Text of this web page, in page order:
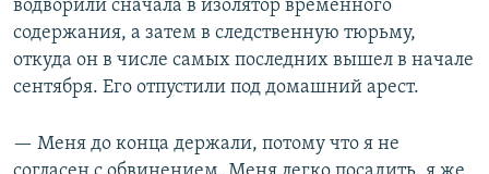
водворили сначала в изолятор временного
содержания, а затем в следственную тюрьму,
откуда он в числе самых последних вышел в начале
сентября. Его отпустили под домашний арест.
— Меня до конца держали, потому что я не